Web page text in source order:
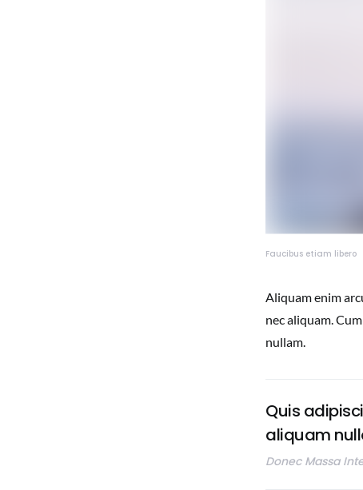
Faucibus etiam libero
Aliquam enim
nec aliquam.
nullam.
Quis
aliquam
Donec Massa